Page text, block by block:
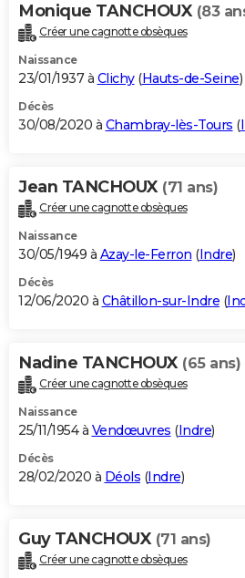
Monique TANCHOUX (83
Créer une cagnotte obsèques
Naissance
23/01/1937 à Clichy(Hauts-de-Seine)
Décès
30/08/2020 à Chambray-lès-Tours (
Jean TANCHOUX (71 ans)
Créer une cagnotte obsèques
Naissance
30/05/1949 à Azay-le-Ferron (Indre)
Décès
12/06/2020 à Châtillon-sur-Indre (
Nadine TANCHOUX (65 ans)
Créer une cagnotte obsèques
Naissance
25/11/1954 à Vendœuvres (Indre)
Décès
28/02/2020 à Déols (Indre)
Guy TANCHOUX (71 ans)
Créer une cagnotte obsèques